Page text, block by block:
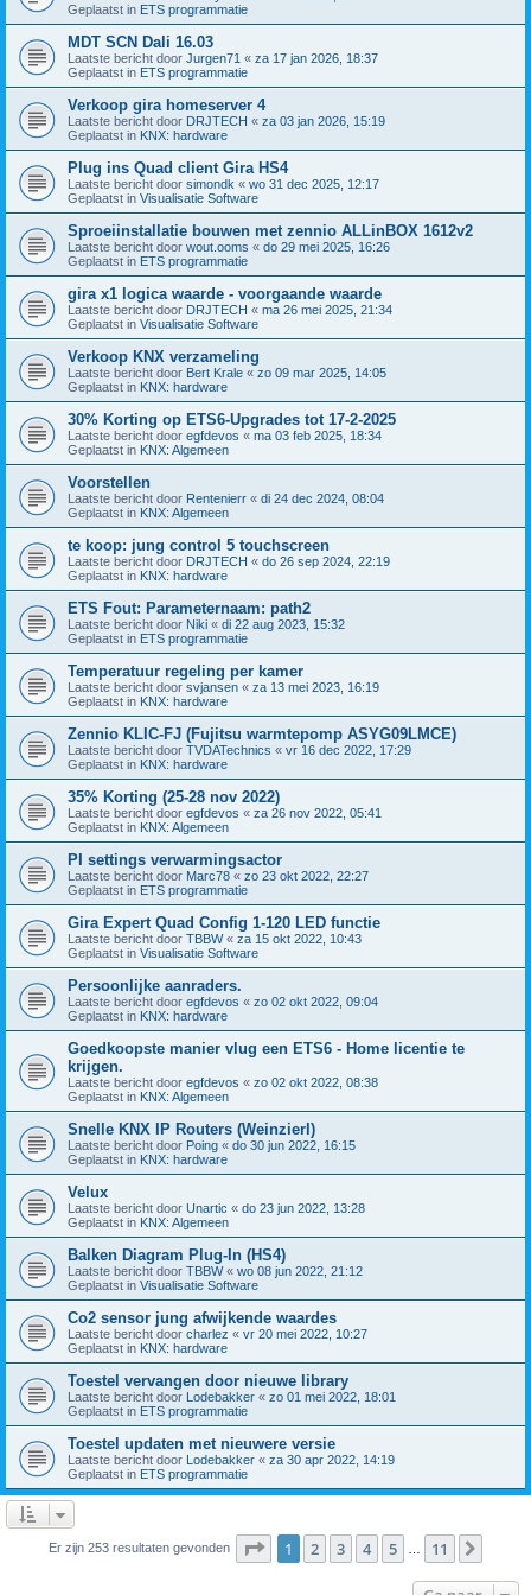
Geplaatst in ETS programmatie
MDT SCN Dali 16.03
Laatste bericht door Jurgen71 « za 17 jan 2026, 18:37
Geplaatst in ETS programmatie
Verkoop gira homeserver 4
Laatste bericht door DRJTECH « za 03 jan 2026, 15:19
Geplaatst in KNX: hardware
Plug ins Quad client Gira HS4
Laatste bericht door simondk « wo 31 dec 2025, 12:17
Geplaatst in Visualisatie Software
Sproeiinstallatie bouwen met zennio ALLinBOX 1612v2
Laatste bericht door wout.ooms « do 29 mei 2025, 16:26
Geplaatst in ETS programmatie
gira x1 logica waarde - voorgaande waarde
Laatste bericht door DRJTECH « ma 26 mei 2025, 21:34
Geplaatst in Visualisatie Software
Verkoop KNX verzameling
Laatste bericht door Bert Krale « zo 09 mar 2025, 14:05
Geplaatst in KNX: hardware
30% Korting op ETS6-Upgrades tot 17-2-2025
Laatste bericht door egfdevos « ma 03 feb 2025, 18:34
Geplaatst in KNX: Algemeen
Voorstellen
Laatste bericht door Rentenierr « di 24 dec 2024, 08:04
Geplaatst in KNX: Algemeen
te koop: jung control 5 touchscreen
Laatste bericht door DRJTECH « do 26 sep 2024, 22:19
Geplaatst in KNX: hardware
ETS Fout: Parameternaam: path2
Laatste bericht door Niki « di 22 aug 2023, 15:32
Geplaatst in ETS programmatie
Temperatuur regeling per kamer
Laatste bericht door svjansen « za 13 mei 2023, 16:19
Geplaatst in KNX: hardware
Zennio KLIC-FJ (Fujitsu warmtepomp ASYG09LMCE)
Laatste bericht door TVDATechnics « vr 16 dec 2022, 17:29
Geplaatst in KNX: hardware
35% Korting (25-28 nov 2022)
Laatste bericht door egfdevos « za 26 nov 2022, 05:41
Geplaatst in KNX: Algemeen
PI settings verwarmingsactor
Laatste bericht door Marc78 « zo 23 okt 2022, 22:27
Geplaatst in ETS programmatie
Gira Expert Quad Config 1-120 LED functie
Laatste bericht door TBBW« za 15 okt 2022, 10:43
Geplaatst in Visualisatie Software
Persoonlijke aanraders.
Laatste bericht door egfdevos « zo 02 okt 2022, 09:04
Geplaatst in KNX: hardware
Goedkoopste manier vlug een ETS6 - Home licentie te
krijgen.
Laatste bericht door egfdevos « zo 02 okt 2022, 08:38
Geplaatst in KNX: Algemeen
Snelle KNX IP Routers (Weinzierl)
Laatste bericht door Poing « do 30 jun 2022, 16:15
Geplaatst in KNX: hardware
Velux
Laatste bericht door Unartic « do 23 jun 2022, 13:28
Geplaatst in KNX: Algemeen
Balken Diagram Plug-In (HS4)
Laatste bericht door TBBW« wo 08 jun 2022, 21:12
Geplaatst in Visualisatie Software
Co2 sensor jung afwijkende waardes
Laatste bericht door charlez « vr 20 mei 2022, 10:27
Geplaatst in KNX: hardware
Toestel vervangen door nieuwe library
Laatste bericht door Lodebakker « zo 01 mei 2022, 18:01
Geplaatst in ETS programmatie
Toestel updaten met nieuwere versie
Laatste bericht door Lodebakker « za 30 apr 2022, 14:19
Geplaatst in ETS programmatie
Er zijn 253 resultaten gevonden Pagina van 11
1 2 3 4 5 11